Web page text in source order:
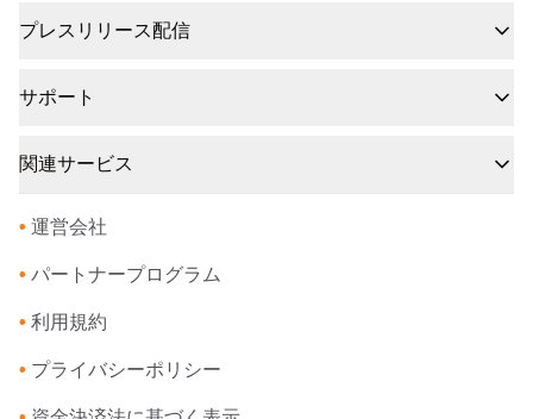
プレスリリース配信
サポート
関連サービス
• 運営会社
• パートナープログラム
• 利用規約
• プライバシーポリシー